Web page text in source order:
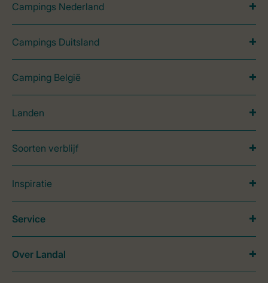
Campings Nederland
Campings Duitsland
Camping België
Landen
Soorten verblijf
Inspiratie
Service
Over Landal